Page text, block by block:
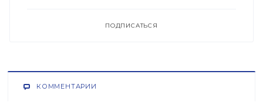
ПОДПИСАТЬСЯ
КОММЕНТАРИИ